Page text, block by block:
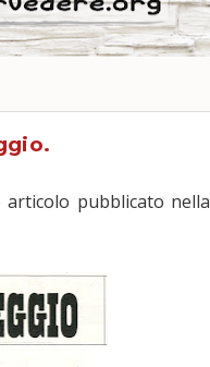
pubblicato nella